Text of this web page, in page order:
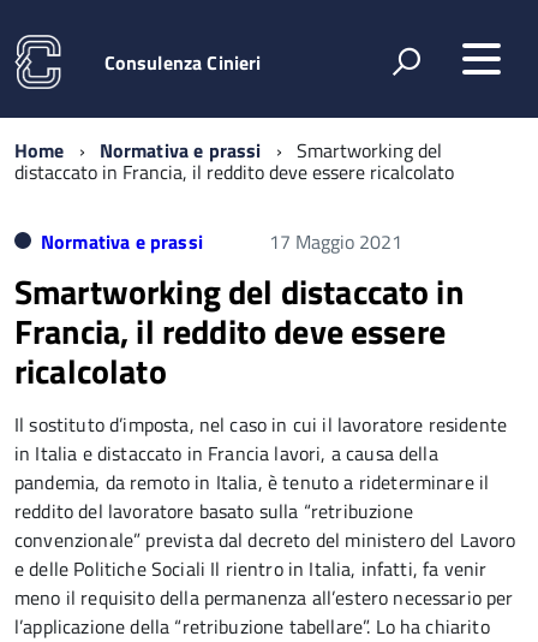
Consulenza Cinieri
Home Normativa e prassi Smartworking del
distaccato in Francia, il reddito deve essere ricalcolato
Normativa e prassi 17 Maggio 2021
Smartworking del distaccato in
Francia, il reddito deve essere
ricalcolato
Il sostituto d’imposta, nel caso in cui il lavoratore residente
in Italia e distaccato in Francia lavori, a causa della
pandemia, da remoto in Italia, è tenuto a rideterminare il
reddito del lavoratore basato sulla “retribuzione
convenzionale” prevista dal decreto del ministero del Lavoro
e delle Politiche Sociali Il rientro in Italia, infatti, fa venir
meno il requisito della permanenza all’estero necessario per
l’applicazione della “retribuzione tabellare”. Lo ha chiarito